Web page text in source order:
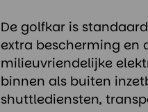
De golfkar is
extra bescherming en
milieuvriendelijke
binnen als buiten
shuttlediensten,